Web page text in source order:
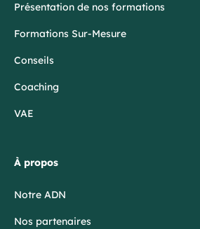
Présentation de nos formations
Formations Sur-Mesure
Conseils
Coaching
VAE
À propos
Notre ADN
Nos partenaires